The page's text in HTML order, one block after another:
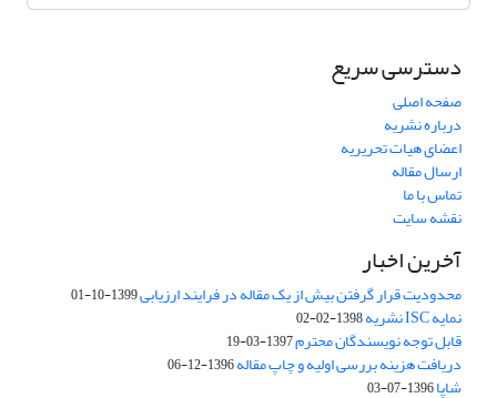
دسترسی سریع
صفحه اصلی
درباره نشریه
اعضای هیات تحریریه
ارسال مقاله
تماس با ما
نقشه سایت
آخرین اخبار
محدودیت قرار گرفتن بیش از یک مقاله در فرایند ارزیابی1399-10-01
نمایه ISC نشریه 1398-02-02
قابل توجه نویسندگان محترم1397-03-19
دریافت هزینه بررسی اولیه و چاپ مقاله1396-12-06
شاپا1396-07-03